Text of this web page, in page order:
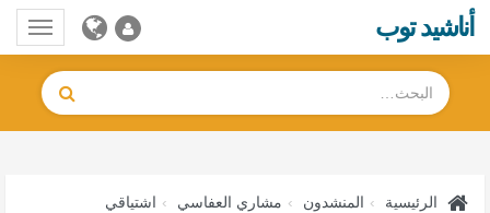
أناشيد توب
الرئيسية المنشدون مشاري العفاسي اشتياقي